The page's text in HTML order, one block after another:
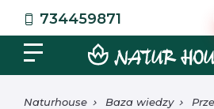
734459871
Naturhouse Baza wiedzy